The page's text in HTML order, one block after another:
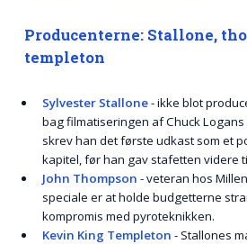
Producenterne: Stallone,
templeton
Sylvester Stallone- ikke blot
bag filmatiseringen af Chuck
skrev han det første udkast som et
kapitel, før han gav stafetten videre
John Thompson - veteran hos
speciale er at holde budgetterne
kompromis med pyroteknikken.
Kevin King Templeton - Stallones